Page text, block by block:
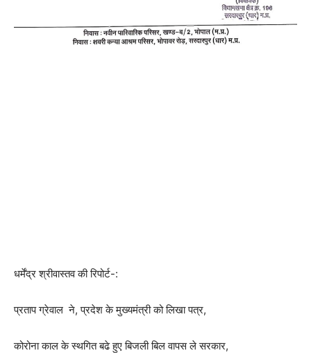
धर्मेंद्र श्रीवास्तव की रिपोर्ट-:
प्रताप ग्रेवाल ने, प्रदेश के मुख्यमंत्री को लिखा पत्र,
कोरोना काल के स्थगित बढे हुए बिजली बिल वापस ले सरकार,